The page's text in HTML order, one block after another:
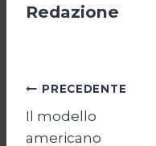
Redazione
Navigazione
articoli
PRECEDENTE
Il modello
americano